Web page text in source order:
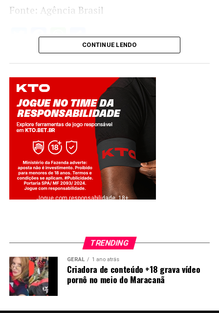
Fonte: Agência Brasil
Twitter
Facebook
WhatsApp
Share
CONTINUE LENDO
Jogue com responsabilidade. 18+
TRENDING
GERAL 1 ano atrás
Criadora de conteúdo +18 grava vídeo
pornô no meio do Maracanã